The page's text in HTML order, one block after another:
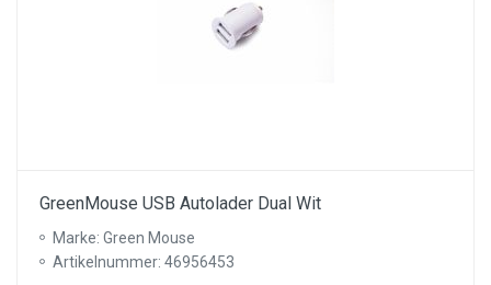
GreenMouse USB Autolader Dual Wit
Marke: Green Mouse
Artikelnummer: 46956453